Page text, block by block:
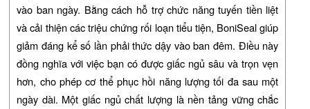
vào ban ngày. Bằng cách hỗ trợ chức năng tuyến tiền liệt
và cải thiện các triệu chứng rối loạn tiểu tiện, BoniSeal giúp
giảm đáng kể số lần phải thức dậy vào ban đêm. Điều này
đồng nghĩa với việc bạn có được giấc ngủ sâu và trọn vẹn
hơn, cho phép cơ thể phục hồi năng lượng tối đa sau một
ngày dài. Một giấc ngủ chất lượng là nền tảng vững chắc